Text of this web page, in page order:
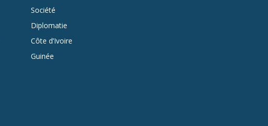
Société
Diplomatie
Côte d’Ivoire
Guinée